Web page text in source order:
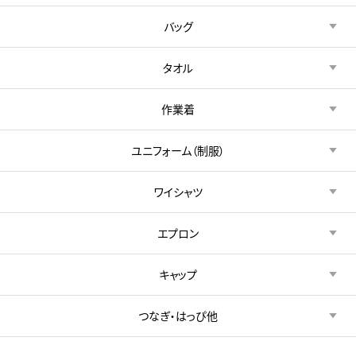
バッグ
タオル
作業着
ユニフォーム（制服）
ワイシャツ
エプロン
キャップ
つなぎ・はっぴ他